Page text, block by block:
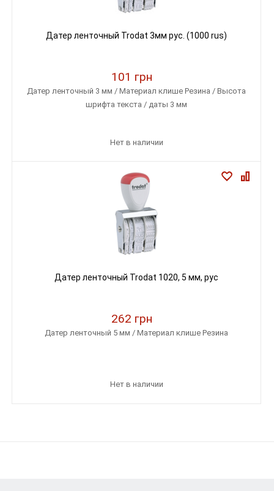
Датер ленточный Trodat 3мм рус. (1000 rus)
101 грн
Датер ленточный 3 мм / Материал клише Резина / Высота
шрифта текста / даты 3 мм
Нет в наличии
Датер ленточный Trodat 1020, 5 мм, рус
262 грн
Датер ленточный 5 мм / Материал клише Резина
Нет в наличии